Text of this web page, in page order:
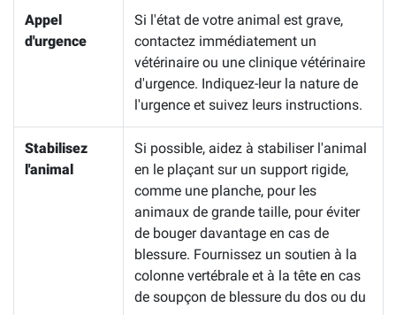
Appel
d'urgence
Si l'état de votre animal est grave,
contactez immédiatement un
vétérinaire ou une clinique vétérinaire
d'urgence. Indiquez-leur la nature de
l'urgence et suivez leurs instructions.
Stabilisez
l'animal
Si possible, aidez à stabiliser l'animal
en le plaçant sur un support rigide,
comme une planche, pour les
animaux de grande taille, pour éviter
de bouger davantage en cas de
blessure. Fournissez un soutien à la
colonne vertébrale et à la tête en cas
de soupçon de blessure du dos ou du